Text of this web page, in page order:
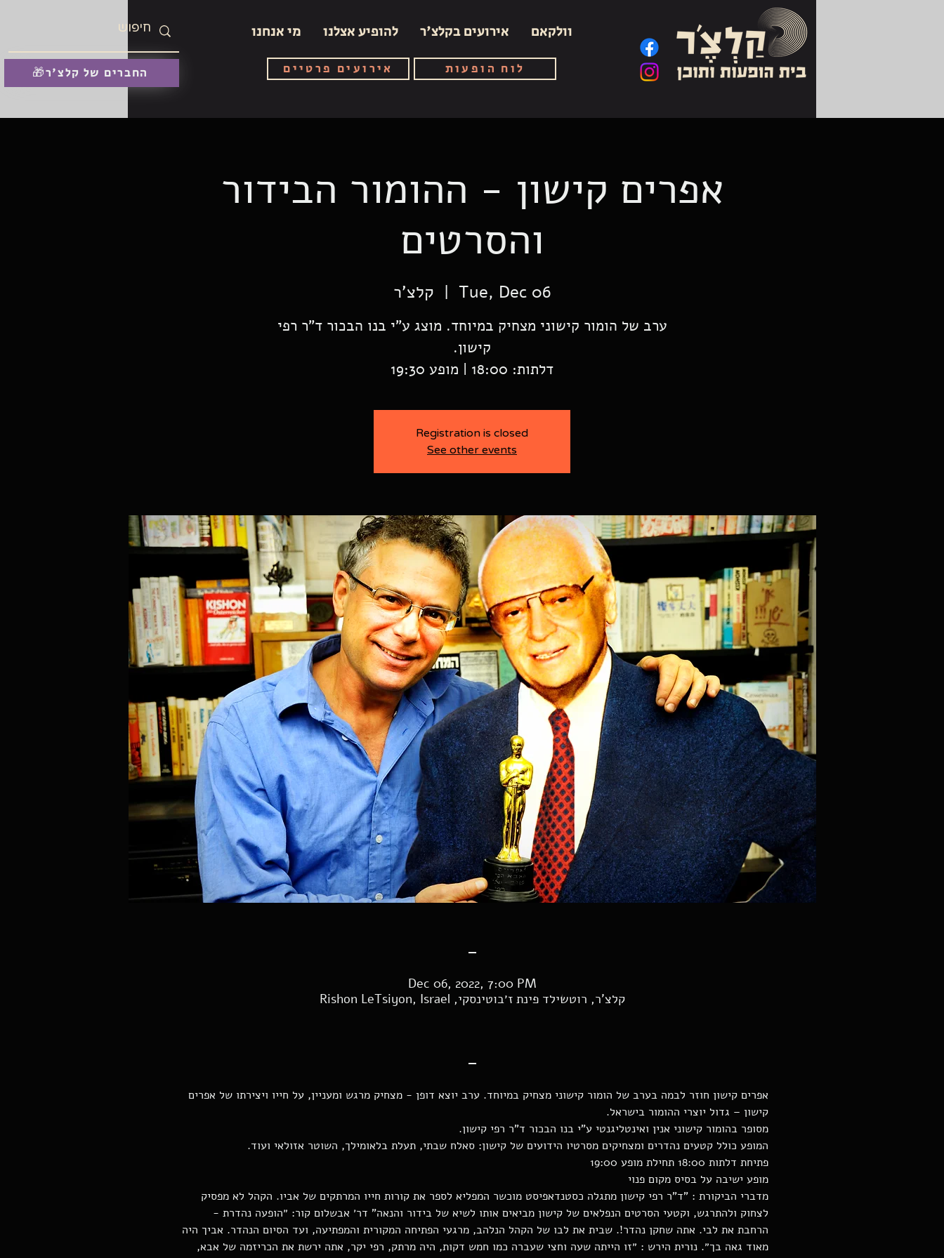
🎁החברים של קלצ'ר
וולקאם אירועים בקלצ'ר להופיע אצלנו מי אנחנו
אירועים פרטיים לוח הופעות
אפרים קישון - ההומור הבידור
והסרטים
Tue, Dec 06
  |
קלצ'ר
ערב של הומור קישוני מצחיק במיוחד. מוצג ע"י בנו הבכור ד"ר רפי
דלתות: 18:00 | מופע 19:30
Registration is closed
See other events
-
Dec 06, 2022, 7:00 PM
קלצ'ר, רוטשילד פינת ז׳בוטינסקי, Rishon LeTsiyon, Israel
-
אפרים קישון חוזר לבמה בערב של הומור קישוני מצחיק במיוחד. ערב יוצא דופן - מצחיק מרגש ומעניין, על חייו ויצירתו של אפרים
קישון – גדול יוצרי ההומור בישראל.
מסופר בהומור קישוני אנין ואינטליגנטי ע"י בנו הבכור ד"ר רפי קישון.
המופע כולל קטעים נהדרים ומצחיקים מסרטיו הידועים של קישון: סאלח שבתי, תעלת בלאומילך, השוטר אזולאי ועוד.
פתיחת דלתות 18:00 תחילת מופע 19:00
מופע ישיבה על בסיס מקום פנוי
מדברי הביקורת : "ד"ר רפי קישון מתגלה כסטנדאפיסט מוכשר המפליא לספר את קורות חייו המרתקים של אביו. הקהל לא מפסיק
לצחוק ולהתרגש, וקטעי הסרטים הנפלאים של קישון מביאים אותו לשיא של בידור והנאה" דר׳ אבשלום קור: ״הופעה נהדרת -
הרחבת את לבי. אתה שחקן נהדר!. שבית את לבו של הקהל הנלהב, מרגעי הפתיחה המקורית והמפתיעה, ועד הסיום הנהדר. אביך היה
מאוד גאה בך״. נורית הירש : ״זו הייתה שעה וחצי שעברה כמו חמש דקות, היה מרתק, רפי יקר, אתה ירשת את הכריזמה של אבא,